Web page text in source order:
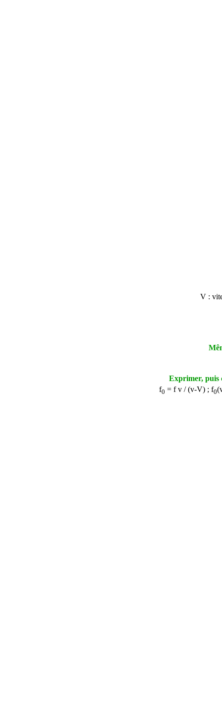
V :
Exprimer, puis
f0 =f v / (v-V) ; f0